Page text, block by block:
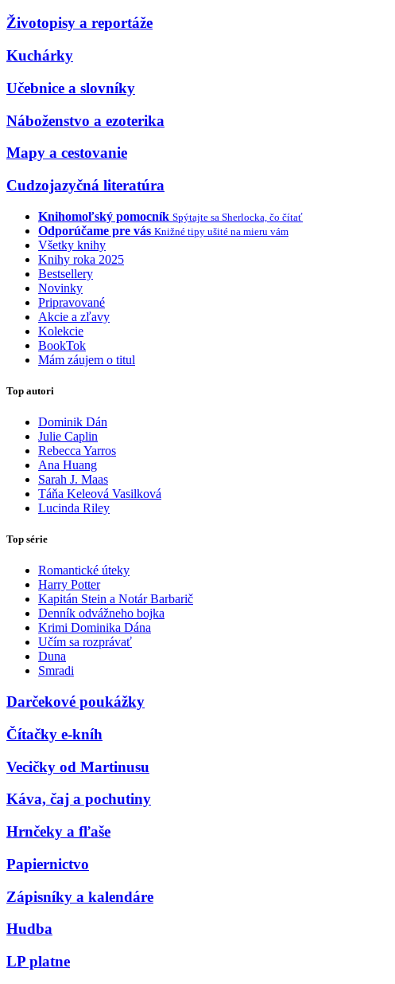
Životopisy a reportáže
Kuchárky
Učebnice a slovníky
Náboženstvo a ezoterika
Mapy a cestovanie
Cudzojazyčná literatúra
Knihomoľský pomocník Spýtajte sa Sherlocka, čo čítať
Odporúčame pre vás Knižné tipy ušité na mieru vám
Všetky knihy
Knihy roka 2025
Bestsellery
Novinky
Pripravované
Akcie a zľavy
Kolekcie
BookTok
Mám záujem o titul
Top autori
Dominik Dán
Julie Caplin
Rebecca Yarros
Ana Huang
Sarah J. Maas
Táňa Keleová Vasilková
Lucinda Riley
Top série
Romantické úteky
Harry Potter
Kapitán Stein a Notár Barbarič
Denník odvážneho bojka
Krimi Dominika Dána
Učím sa rozprávať
Duna
Smradi
Darčekové poukážky
Čítačky e-kníh
Vecičky od Martinusu
Káva, čaj a pochutiny
Hrnčeky a fľaše
Papiernictvo
Zápisníky a kalendáre
Hudba
LP platne